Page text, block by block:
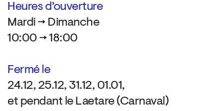
Heures d’ouverture
Mardi → Dimanche
10:00 → 18:00
Fermé le
24.12, 25.12, 31.12, 01.01,
et pendant le Laetare (Carnaval)